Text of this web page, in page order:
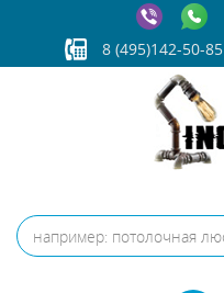
8 (495)142-50-85